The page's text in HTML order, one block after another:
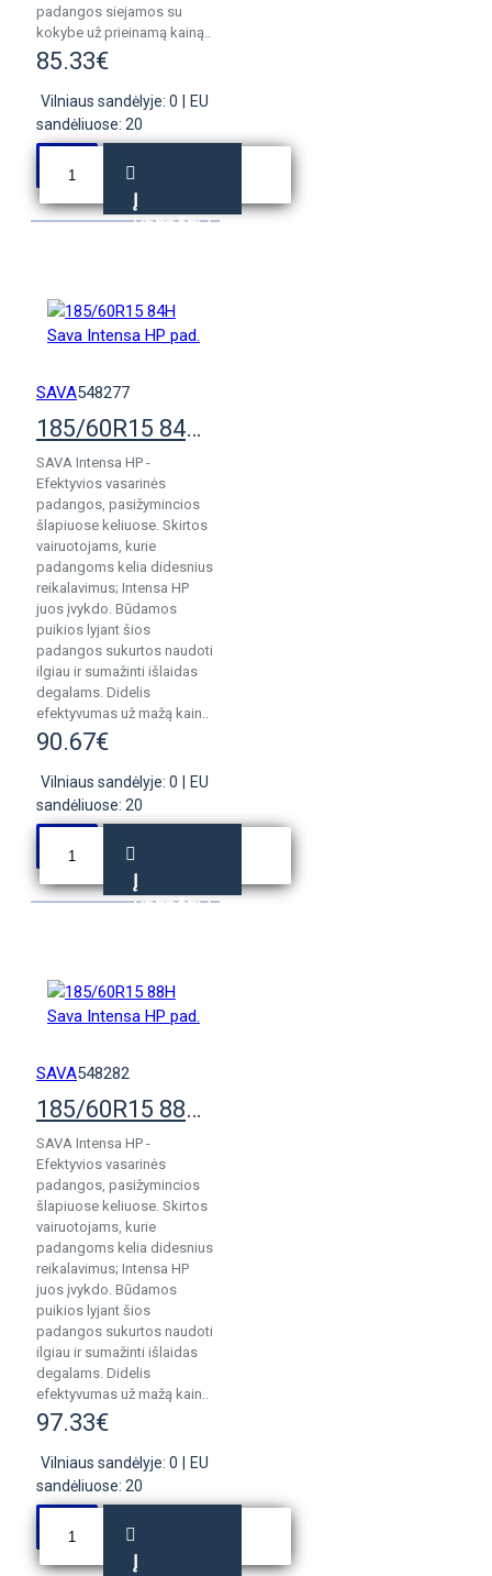
padangos siejamos su
kokybe už prieinamą kainą..
85.33€
Vilniaus sandėlyje: 0
EU
sandėliuose: 20
Į
KREPŠELĮ
SAVA548277
185/60R15 84H Sava Intensa HP pad.
SAVA Intensa HP -
Efektyvios vasarinės
padangos, pasižymincios
šlapiuose keliuose. Skirtos
vairuotojams, kurie
padangoms kelia didesnius
reikalavimus; Intensa HP
juos įvykdo. Būdamos
puikios lyjant šios
padangos sukurtos naudoti
ilgiau ir sumažinti išlaidas
degalams. Didelis
efektyvumas už mažą kain..
90.67€
Vilniaus sandėlyje: 0
EU
sandėliuose: 20
Į
KREPŠELĮ
SAVA548282
185/60R15 88H Sava Intensa HP pad.
SAVA Intensa HP -
Efektyvios vasarinės
padangos, pasižymincios
šlapiuose keliuose. Skirtos
vairuotojams, kurie
padangoms kelia didesnius
reikalavimus; Intensa HP
juos įvykdo. Būdamos
puikios lyjant šios
padangos sukurtos naudoti
ilgiau ir sumažinti išlaidas
degalams. Didelis
efektyvumas už mažą kain..
97.33€
Vilniaus sandėlyje: 0
EU
sandėliuose: 20
Į